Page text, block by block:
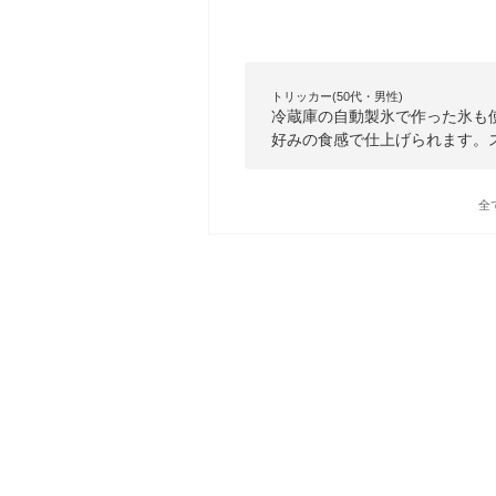
トリッカー(50代・男性)
冷蔵庫の自動製氷で作った氷
好みの食感で仕上げられます
全